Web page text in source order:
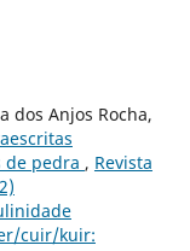
dos Anjos Rocha,
de pedra , Revista
cuir/kuir: